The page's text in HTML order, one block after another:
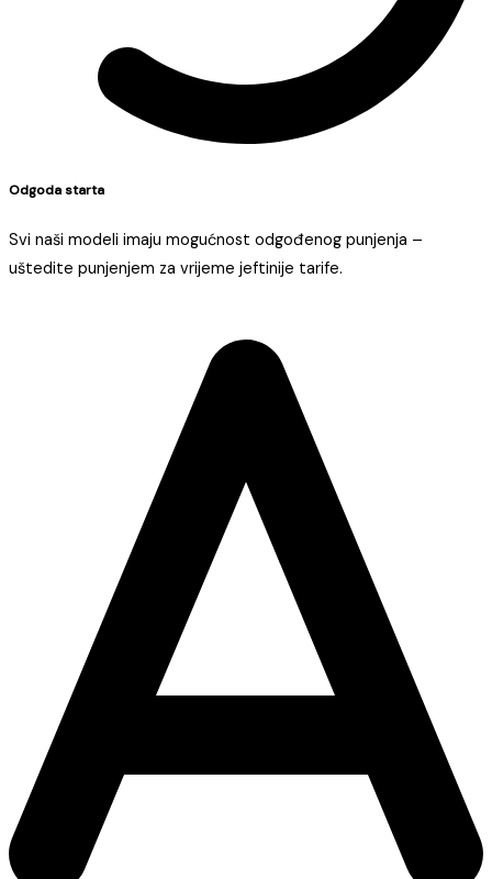
Odgoda starta
Svi naši modeli imaju mogućnost odgođenog punjenja –
uštedite punjenjem za vrijeme jeftinije tarife.